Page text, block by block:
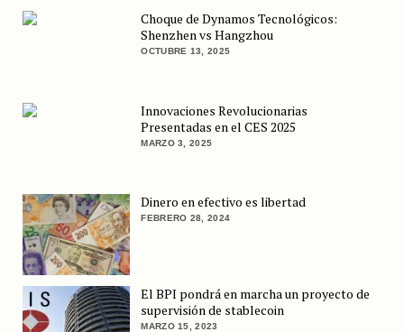
Choque de Dynamos Tecnológicos:
Shenzhen vs Hangzhou
OCTUBRE 13, 2025
Innovaciones Revolucionarias
Presentadas en el CES 2025
MARZO 3, 2025
Dinero en efectivo es libertad
FEBRERO 28, 2024
El BPI pondrá en marcha un proyecto de
supervisión de stablecoin
MARZO 15, 2023